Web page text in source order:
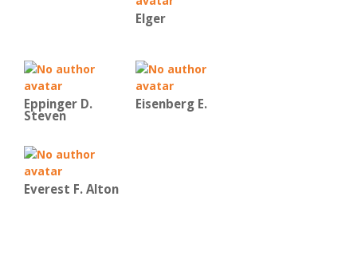
Elger
Eppinger D.
Steven
Eisenberg E.
Everest F. Alton